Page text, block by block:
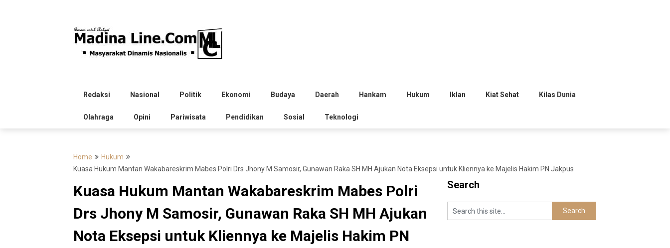
Redaksi Nasional Politik Ekonomi Budaya Daerah Hankam Hukum Iklan Kiat Sehat Kilas Dunia
Olahraga Opini Pariwisata Pendidikan Sosial Teknologi
Home
Hukum
Kuasa Hukum Mantan Wakabareskrim Mabes Polri Drs Jhony M Samosir, Gunawan Raka SH MH Ajukan Nota Eksepsi untuk Kliennya ke Majelis Hakim PN Jakpus
Kuasa Hukum Mantan Wakabareskrim Mabes Polri
Drs Jhony M Samosir, Gunawan Raka SH MH Ajukan
Nota Eksepsi untuk Kliennya ke Majelis Hakim PN
Search